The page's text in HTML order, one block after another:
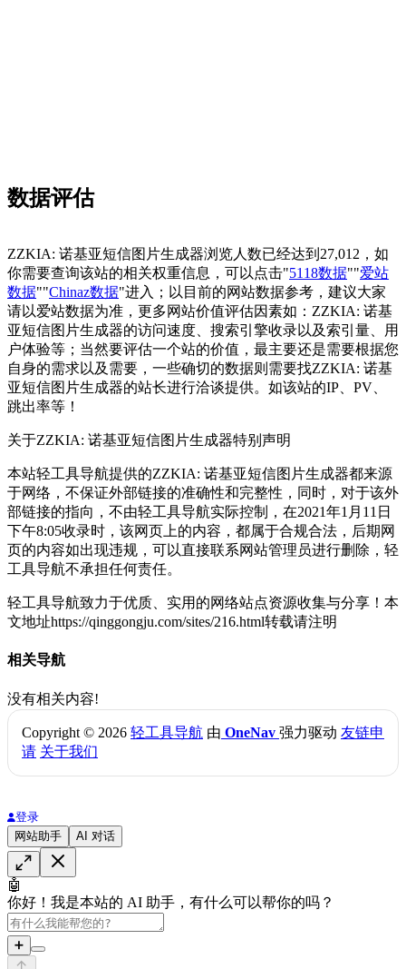
数据评估
ZZKIA: 诺基亚短信图片生成器浏览人数已经达到27,012，如
你需要查询该站的相关权重信息，可以点击"5118数据""爱站
数据""Chinaz数据"进入；以目前的网站数据参考，建议大家
请以爱站数据为准，更多网站价值评估因素如：ZZKIA: 诺基
亚短信图片生成器的访问速度、搜索引擎收录以及索引量、用
户体验等；当然要评估一个站的价值，最主要还是需要根据您
自身的需求以及需要，一些确切的数据则需要找ZZKIA: 诺基
亚短信图片生成器的站长进行洽谈提供。如该站的IP、PV、
跳出率等！
关于ZZKIA: 诺基亚短信图片生成器特别声明
本站轻工具导航提供的ZZKIA: 诺基亚短信图片生成器都来源
于网络，不保证外部链接的准确性和完整性，同时，对于该外
部链接的指向，不由轻工具导航实际控制，在2021年1月11日
下午8:05收录时，该网页上的内容，都属于合规合法，后期网
页的内容如出现违规，可以直接联系网站管理员进行删除，轻
工具导航不承担任何责任。
轻工具导航致力于优质、实用的网络站点资源收集与分享！ 本
文地址https://qinggongju.com/sites/216.html转载请注明
相关导航
没有相关内容!
Copyright © 2026 轻工具导航 由 OneNav 强力驱动 友链申
请 关于我们
登录
网站助手
AI 对话
🤖
你好！我是本站的 AI 助手，有什么可以帮你的吗？
➕